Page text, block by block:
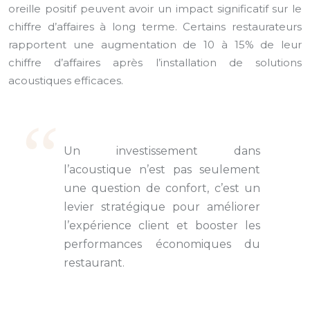
oreille positif peuvent avoir un impact significatif sur le
chiffre d’affaires à long terme. Certains restaurateurs
rapportent une augmentation de 10 à 15% de leur
chiffre d’affaires après l’installation de solutions
acoustiques efficaces.
Un investissement dans
l’acoustique n’est pas seulement
une question de confort, c’est un
levier stratégique pour améliorer
l’expérience client et booster les
performances économiques du
restaurant.